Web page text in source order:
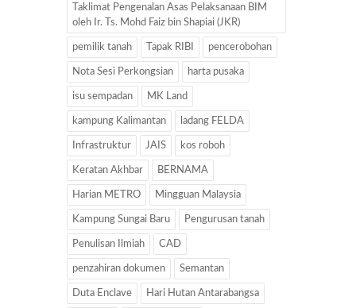
Taklimat Pengenalan Asas Pelaksanaan BIM
oleh Ir. Ts. Mohd Faiz bin Shapiai (JKR)
pemilik tanah Tapak RIBI pencerobohan
Nota Sesi Perkongsian harta pusaka
isu sempadan MK Land
kampung Kalimantan ladang FELDA
Infrastruktur JAIS kos roboh
Keratan Akhbar BERNAMA
Harian METRO Mingguan Malaysia
Kampung Sungai Baru Pengurusan tanah
Penulisan Ilmiah CAD
penzahiran dokumen Semantan
Duta Enclave Hari Hutan Antarabangsa